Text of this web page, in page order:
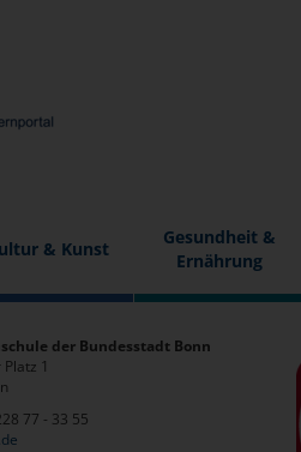
& Kunst
Gesundheit &
Ernährung
der Bundesstadt Bonn
1
77 - 33 55